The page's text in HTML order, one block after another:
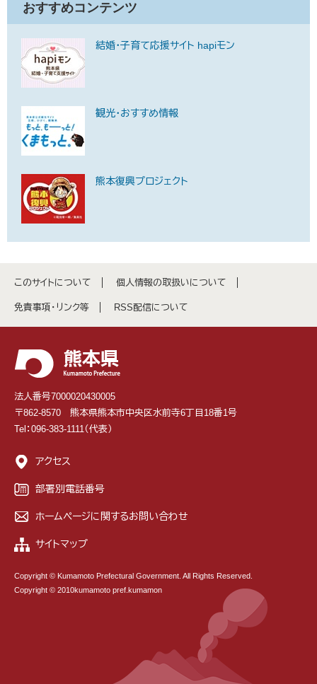
おすすめコンテンツ
結婚・子育て応援サイト hapiモン
観光・おすすめ情報
熊本復興プロジェクト
このサイトについて 個人情報の取扱いについて
免責事項・リンク等 RSS配信について
法人番号7000020430005
〒862-8570 熊本県熊本市中央区水前寺6丁目18番1号
Tel：096-383-1111（代表）
アクセス
部署別電話番号
ホームページに関するお問い合わせ
サイトマップ
Copyright © Kumamoto Prefectural Government. All Rights Reserved.
Copyright © 2010kumamoto pref.kumamon